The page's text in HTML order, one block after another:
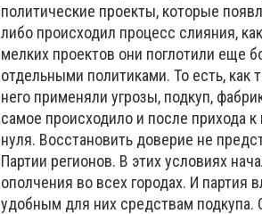
политические проекты, которые
либо происходил процесс слияния,
мелких проектов они поглотили еще
отдельными политиками. То есть, как
него применяли угрозы, подкуп,
самое происходило и после прихода
нуля. Восстановить доверие не
Партии регионов. В этих условиях
ополчения во всех городах. И партия
удобным для них средствам подкупа.